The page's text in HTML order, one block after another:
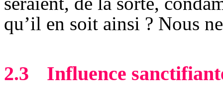
qu’il en soit ainsi ? Nous
2.3 Influence